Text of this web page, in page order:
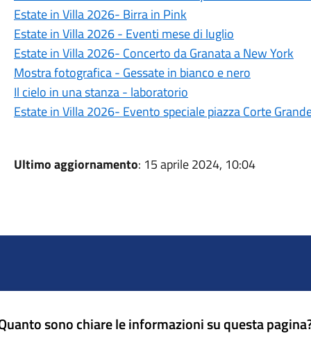
Estate in Villa 2026- Birra in Pink
Estate in Villa 2026 - Eventi mese di luglio
Estate in Villa 2026- Concerto da Granata a New York
Mostra fotografica - Gessate in bianco e nero
Il cielo in una stanza - laboratorio
Estate in Villa 2026- Evento speciale piazza Corte
Ultimo aggiornamento: 15 aprile 2024, 10:04
sono chiare le informazioni su questa